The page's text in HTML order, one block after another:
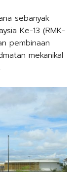
sebanyak
Ke-13 (RMK-
pembinaan
mekanikal